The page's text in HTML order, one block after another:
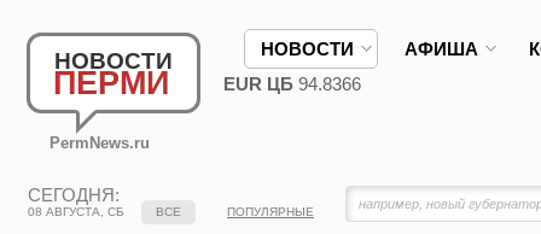
НОВОСТИ
ПЕРМИ
PermNews.ru
НОВОСТИ АФИША
EUR ЦБ 94.8366
СЕГОДНЯ:
08 АВГУСТА, СБ ВСЕ ПОПУЛЯРНЫЕ